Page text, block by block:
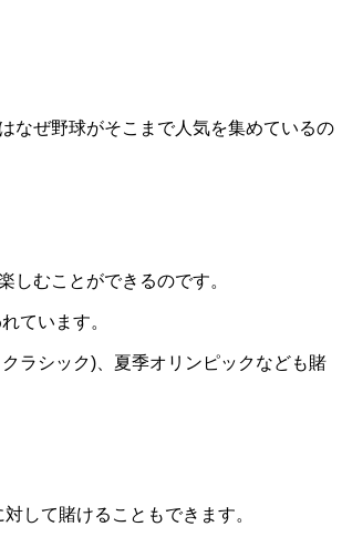
なぜ野球がそこまで人気を集めているの
むことができるのです。
ています。
ラシック)、夏季オリンピックなども賭
して賭けることもできます。